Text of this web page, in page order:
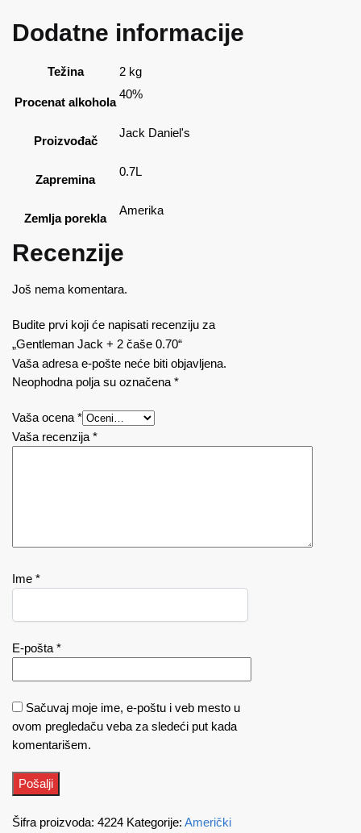
Dodatne informacije
Težina 2 kg
Procenat alkohola
40%
Proizvođač
Jack Daniel's
Zapremina
0.7L
Zemlja porekla
Amerika
Recenzije
Još nema komentara.
Budite prvi koji će napisati recenziju za
„Gentleman Jack + 2 čaše 0.70“
Vaša adresa e-pošte neće biti objavljena.
Neophodna polja su označena *
Vaša ocena *
Vaša recenzija *
Ime *
E-pošta *
Sačuvaj moje ime, e-poštu i veb mesto u
ovom pregledaču veba za sledeći put kada
komentarišem.
Šifra proizvoda: 4224 Kategorije: Američki